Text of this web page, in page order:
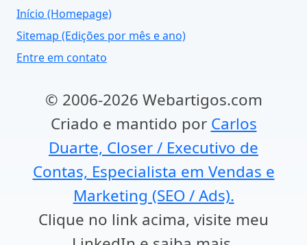
Início (Homepage)
Sitemap (Edições por mês e ano)
Entre em contato
© 2006-2026 Webartigos.com
Criado e mantido por Carlos
Duarte, Closer / Executivo de
Contas, Especialista em Vendas e
Marketing (SEO / Ads).
Clique no link acima, visite meu